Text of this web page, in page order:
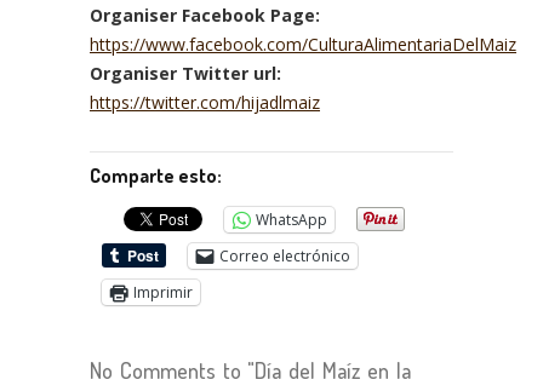
Organiser Facebook Page:
https://www.facebook.com/CulturaAlimentariaDelMaiz
Organiser Twitter url:
https://twitter.com/hijadlmaiz
Comparte esto:
WhatsApp
Correo electrónico
Imprimir
No Comments to "Día del Maíz en la